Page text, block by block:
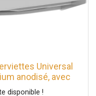
Universal
anodisé, avec
disponible !